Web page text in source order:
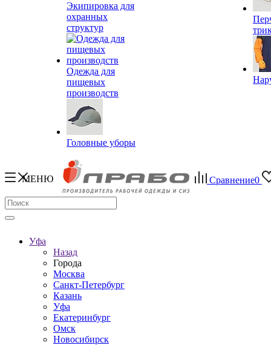
Экипировка для
охранных
структур
Одежда для
пищевых
производств
Головные уборы
МЕНЮ Сравнение0
Уфа
Назад
Города
Москва
Санкт-Петербург
Казань
Уфа
Екатеринбург
Омск
Новосибирск